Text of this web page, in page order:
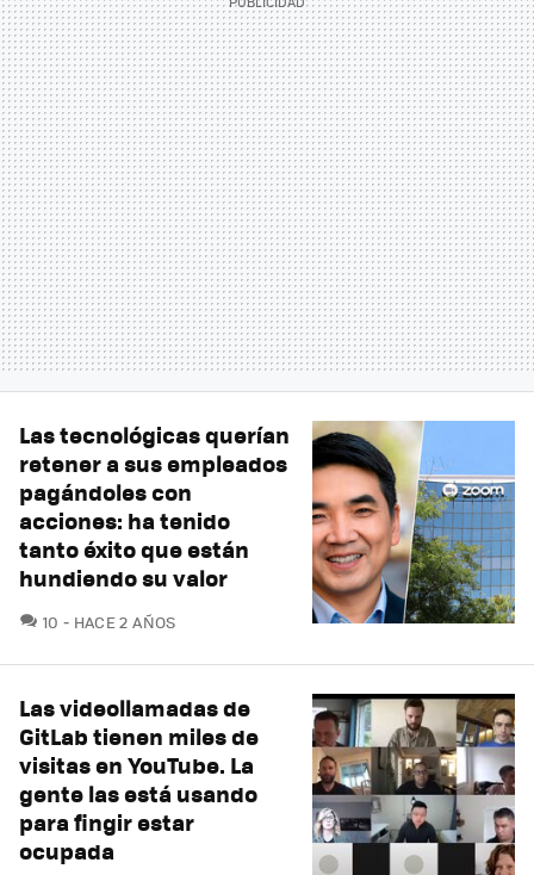
Las tecnológicas querían
retener a sus empleados
pagándoles con
acciones: ha tenido
tanto éxito que están
hundiendo su valor
10 COMENTARIOS
HACE 2 AÑOS
Las videollamadas de
GitLab tienen miles de
visitas en YouTube. La
gente las está usando
para fingir estar
ocupada